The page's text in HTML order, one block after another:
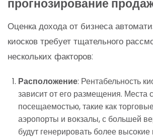
прогнозирование
Оценка дохода от бизнеса
киосков требует тщательного
нескольких факторов:
Расположение: Рентабельность
зависит от его размещения. Места
посещаемостью, такие как
аэропорты и вокзалы, с большей
будут генерировать более